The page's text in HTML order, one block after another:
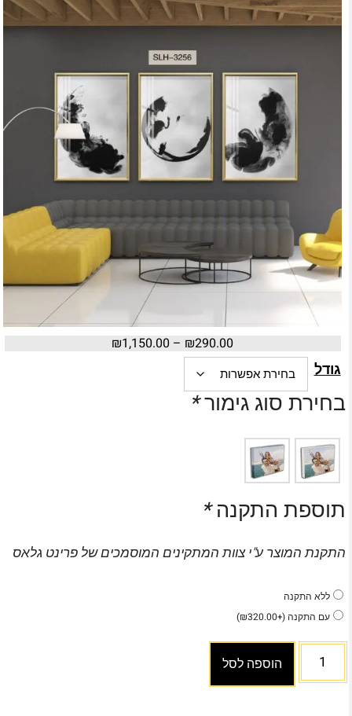
₪290.00
–
₪1,150.00
גודל
בחירת סוג גימור*
תוספת התקנה*
התקנת המוצר ע"י צוות המתקינים המוסמכים של פרינט גלאס
ללא התקנה
עם התקנה(+
₪320.00
)
הוספה לסל